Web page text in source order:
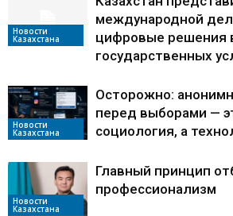
Новости
Казахстана
международной
цифровые решения
государственных
Новости
Казахстана
Осторожно:
перед выборами —
социология, а
Новости
Казахстана
Главный принцип
профессионализм